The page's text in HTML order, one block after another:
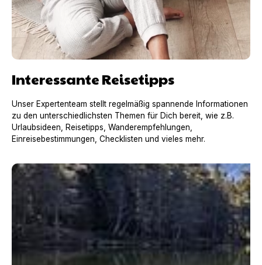
Interessante Reisetipps
Unser Expertenteam stellt regelmäßig spannende Informationen
zu den unterschiedlichsten Themen für Dich bereit, wie z.B.
Urlaubsideen, Reisetipps, Wanderempfehlungen,
Einreisebestimmungen, Checklisten und vieles mehr.
Wanderung zum Möserer See und Friedensglocke,